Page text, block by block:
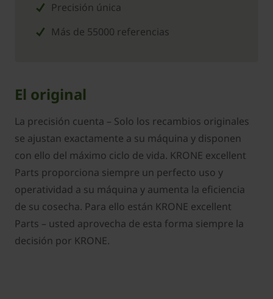
Precisión única
Más de 55000 referencias
El original
La precisión cuenta – Solo los recambios originales
se ajustan exactamente a su máquina y disponen
con ello del máximo ciclo de vida. KRONE excellent
Parts proporciona siempre un perfecto uso y
operatividad a su máquina y aumenta la eficiencia
de su cosecha. Para ello están KRONE excellent
Parts – usted aprovecha de esta forma siempre la
decisión por KRONE.